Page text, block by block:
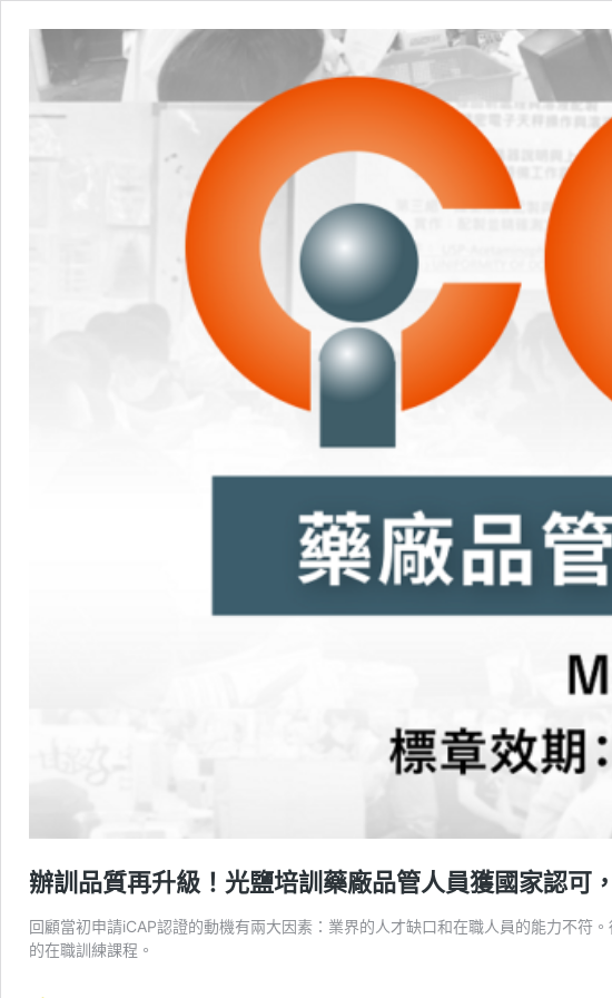
辦訓品質再升級！光鹽培訓藥廠品管人員獲國家認可
回顧當初申請iCAP認證的動機有兩大因素：業界的人才缺口和在職人員的能力不符
的在職訓練課程。